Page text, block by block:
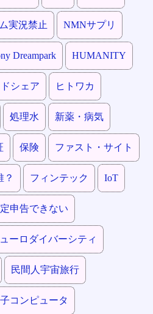
実況禁止 NMNサプリ
Dreampark HUMANITY
シェア ヒトワカ
処理水 新薬・病気
保険 ファスト・サイト
？ フィンテック IoT
申告できない
ーロダイバーシティ
民間人宇宙旅行
コンピュータ